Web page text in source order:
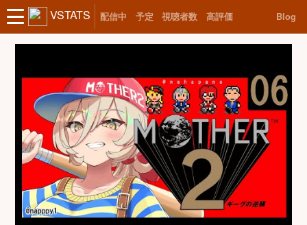
VSTATS 配信中 予定 視聴者数 高評価 Blog